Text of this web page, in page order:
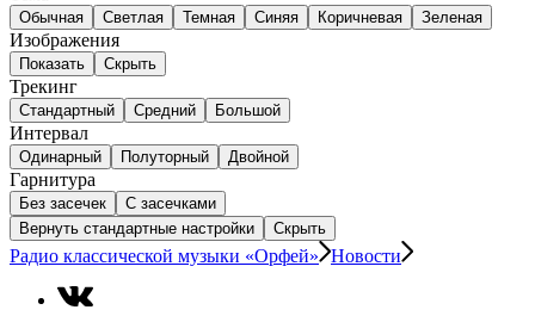
Обычная Светлая Темная Синяя Коричневая Зеленая
Изображения
Показать Скрыть
Трекинг
Стандартный Средний Большой
Интервал
Одинарный Полуторный Двойной
Гарнитура
Без засечек
С засечками
Вернуть стандартные настройки
Скрыть
Радио классической музыки «Орфей» Новости